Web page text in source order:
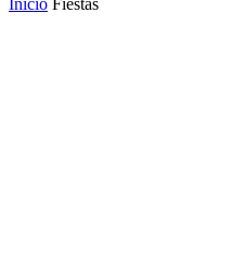
Inicio Fiestas